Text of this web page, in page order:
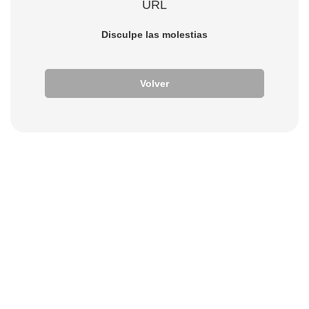
URL
Disculpe las molestias
Volver